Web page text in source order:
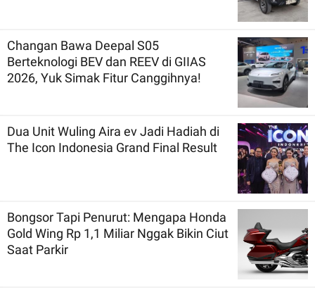
Changan Bawa Deepal S05
Berteknologi BEV dan REEV di GIIAS
2026, Yuk Simak Fitur Canggihnya!
Dua Unit Wuling Aira ev Jadi Hadiah di
The Icon Indonesia Grand Final Result
Bongsor Tapi Penurut: Mengapa Honda
Gold Wing Rp 1,1 Miliar Nggak Bikin Ciut
Saat Parkir